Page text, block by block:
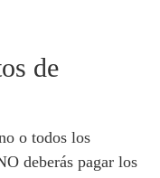
de
o todos los
deberás pagar los